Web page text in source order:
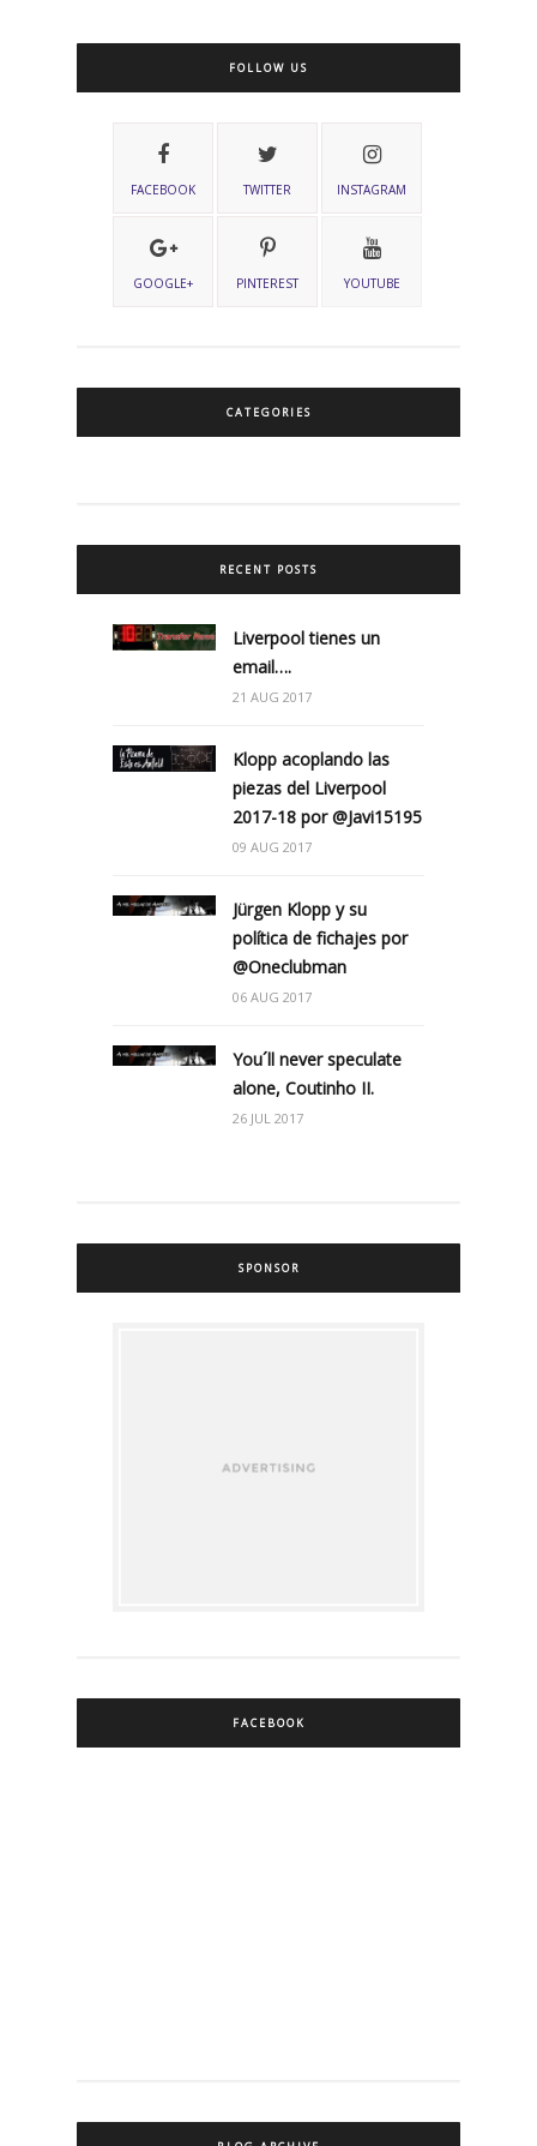
FOLLOW US
FACEBOOK TWITTER INSTAGRAM
GOOGLE+ PINTEREST YOUTUBE
CATEGORIES
RECENT POSTS
Liverpool tienes un
email….
21 AUG 2017
Klopp acoplando las
piezas del Liverpool
2017-18 por @Javi15195
09 AUG 2017
Jürgen Klopp y su
política de fichajes por
@Oneclubman
06 AUG 2017
You´ll never speculate
alone, Coutinho II.
26 JUL 2017
SPONSOR
FACEBOOK